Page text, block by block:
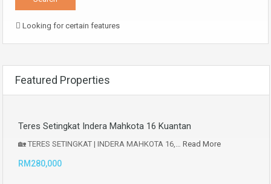
Looking for certain features
Featured Properties
Teres Setingkat Indera Mahkota 16 Kuantan
🏡 TERES SETINGKAT | INDERA MAHKOTA 16,… Read More
RM280,000